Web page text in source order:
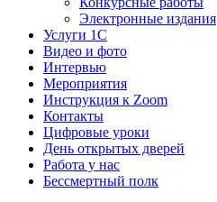
Электронные издания
Услуги 1C
Видео и фото
Интервью
Мероприятия
Инструкция к Zoom
Контакты
Цифровые уроки
День открытых дверей
Работа у нас
Бессмертный полк